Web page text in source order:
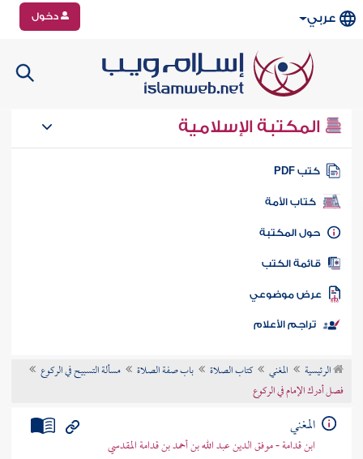
عربي دخول
المكتبة الإسلامية
كتب PDF
كتاب الأمة
المكتبة
الكتب
موضوعي
تراجم الأعلام
الرئيسية المغني كتاب الصلاة باب صفة الصلاة
مسألة التسبيح في الركوع
فصل أدرك الإمام في الركوع
المغني
ابن قدامة - موفق الدين عبد الله بن أحمد بن قدامة المقدسي